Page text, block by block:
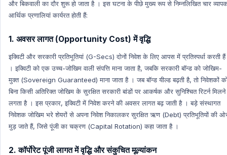
और बिकवाली का दौर शुरू हो जाता है । इस घटना के पीछे मुख्य रूप से निम्नलिखित चार
आर्थिक प्रणालियां कार्यरत होती हैं:
1. अवसर लागत (Opportunity Cost) में वृद्धि
इक्विटी और सरकारी प्रतिभूतियां (G-Secs) दोनों निवेश के लिए आपस में प्रतिस्पर्धा करती हैं
। इक्विटी को एक उच्च-जोखिम वाली संपत्ति माना जाता है, जबकि सरकारी बॉन्ड को जोखिम-
मुक्त (Sovereign Guaranteed) माना जाता है । जब बॉन्ड यील्ड बढ़ती है, तो निवेशकों
बिना किसी अतिरिक्त जोखिम के सुरक्षित सरकारी बांडों पर आकर्षक और सुनिश्चित रिटर्न मिलने
लगता है । इस प्रकार, इक्विटी में निवेश करने की अवसर लागत बढ़ जाती है । बड़े संस्थागत
निवेशक जोखिम भरे शेयरों से अपना निवेश निकालकर सुरक्षित ऋण (Debt) प्रतिभूतियों की
मुड़ जाते हैं, जिसे पूंजी का चक्रण (Capital Rotation) कहा जाता है ।
2. कॉर्पोरेट पूंजी लागत में वृद्धि और संकुचित मूल्यांकन